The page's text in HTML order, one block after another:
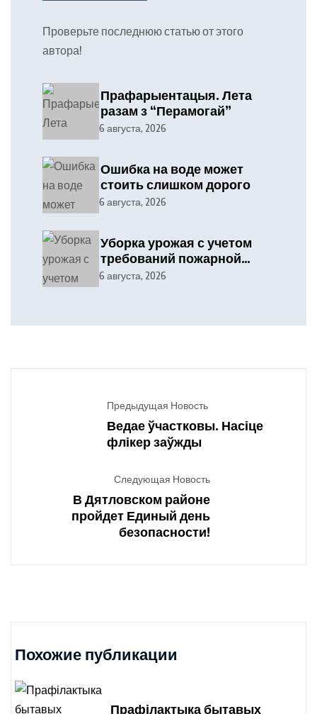
Проверьте последнюю статью от этого
автора!
Прафарыентацыя. Лета
разам з “Перамогай”
6 августа, 2026
Ошибка на воде может
стоить слишком дорого
6 августа, 2026
Уборка урожая с учетом
требований пожарной
безопасности
6 августа, 2026
Предыдущая Новость
Ведае ўчастковы. Насіце
флікер заўжды
Следующая Новость
В Дятловском районе
пройдет Единый день
безопасности!
Похожие публикации
Прафілактыка бытавых